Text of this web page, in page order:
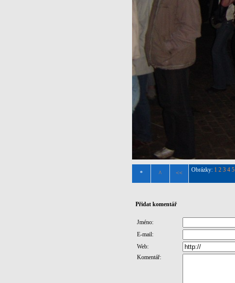
* ^ << Obrázky: 1 2 3 4 5
Přidat komentář
Jméno:
E-mail:
Web:
Komentář: